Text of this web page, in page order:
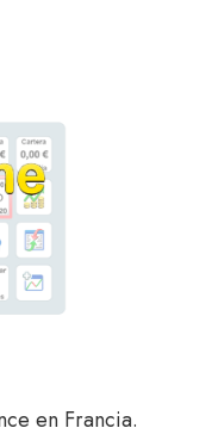
en Francia.